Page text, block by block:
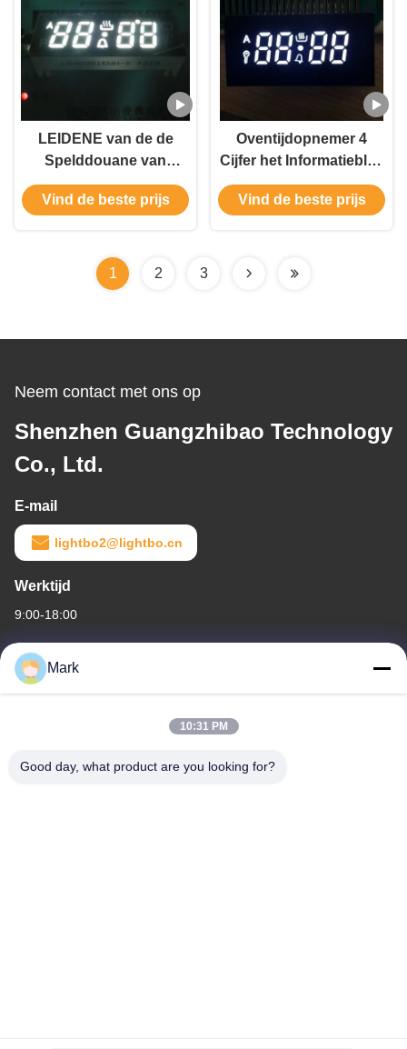
LEIDENE van de de
Spelddouane van
ONDERDOMPELINGS/SMD
Vertoning,
van de 7
Segmentvertoning
Vind de beste prijs
Oventijdopnemer 4
Cijfer het Informatieblad
van de 7
Segmentvertoning ultra
Vind de beste prijs
1 2 3
Neem contact met ons op
Shenzhen Guangzhibao Technology
Co., Ltd.
E-mail
lightbo2@lightbo.cn
Werktijd
9:00-18:00
Ons adres
Bedrijfadres
DEVELOPMENT gebouw, NO. 5298, SHAHE WEST ROAD, XILI
Mark
10:31 PM
Good day, what product are you looking for?